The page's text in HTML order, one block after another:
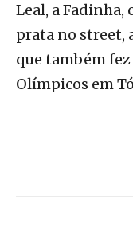
Leal, a Fadinha,
prata no street,
que também fez
Olímpicos em